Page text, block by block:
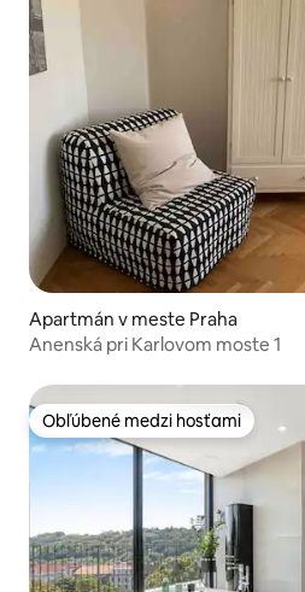
Apartmán v meste Praha
Anenská pri Karlovom moste 1
Obľúbené medzi hosťami
Obľúbené medzi hosťami